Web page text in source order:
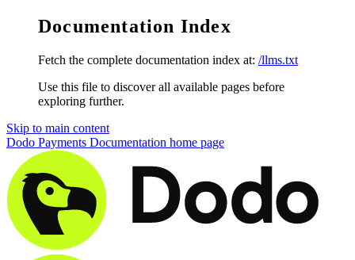
Documentation Index
Fetch the complete documentation index at: /llms.txt
Use this file to discover all available pages before
exploring further.
Skip to main content
Dodo Payments Documentation home page